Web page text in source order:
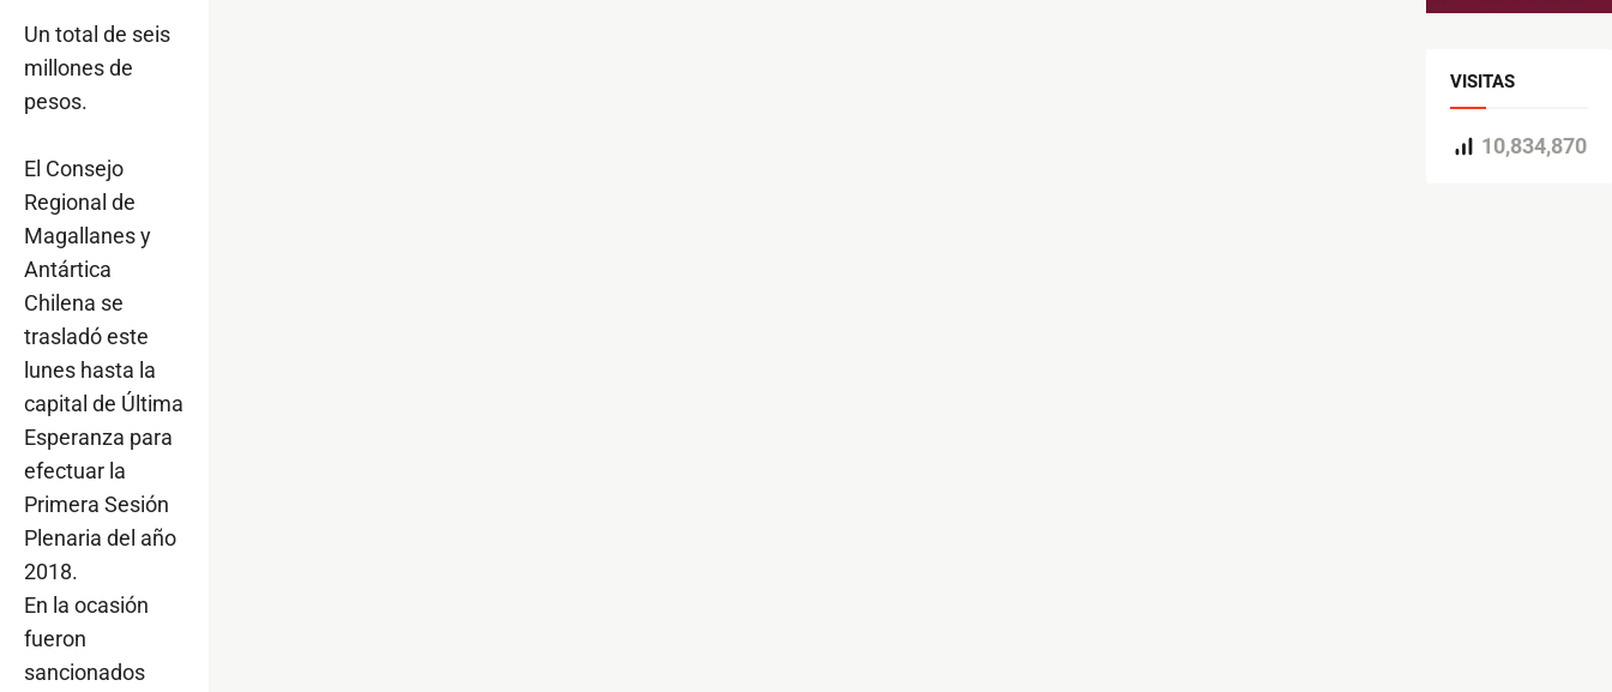
Un total de seis
millones de
pesos.
El Consejo
Regional de
Magallanes y
Antártica
Chilena se
trasladó este
lunes hasta la
capital de Última
Esperanza para
efectuar la
Primera Sesión
Plenaria del año
2018.
En la ocasión
fueron
sancionados
VISITAS
10,834,870